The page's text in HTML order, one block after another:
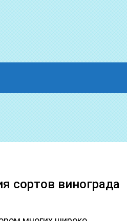
сортов винограда